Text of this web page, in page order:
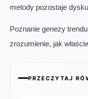
metody pozostaje
Poznanie genezy
zrozumienie, jak
PRZECZYTAJ